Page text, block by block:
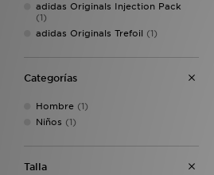
adidas Originals Injection Pack
(1)
adidas Originals Trefoil (1)
Categorías
Hombre (1)
Niños (1)
Talla